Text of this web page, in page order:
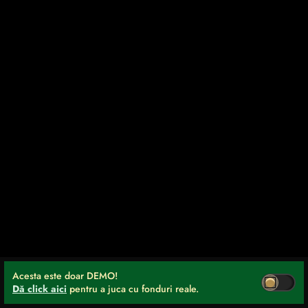
Acesta este doar DEMO!
Dă click aici pentru a juca cu fonduri reale.